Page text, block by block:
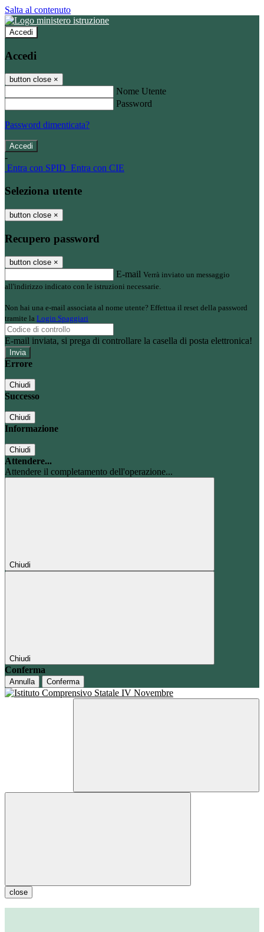
Salta al contenuto
Accedi
Accedi
button close ×
Nome Utente
Password
Password dimenticata?
-
Entra con SPID Entra con CIE
Seleziona utente
button close ×
Recupero password
button close ×
E-mail Verrà inviato un messaggio
all'indirizzo indicato con le istruzioni necessarie.
Non hai una e-mail associata al nome utente? Effettua il reset della password
tramite la Login Spaggiari
E-mail inviata, si prega di controllare la casella di posta elettronica!
Errore
Chiudi
Successo
Chiudi
Informazione
Chiudi
Attendere...
Attendere il completamento dell'operazione...
Chiudi
Chiudi
Conferma
Annulla Conferma
close